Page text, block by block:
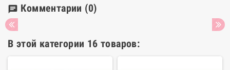
chat Комментарии (0)
В этой категории 16 товаров: